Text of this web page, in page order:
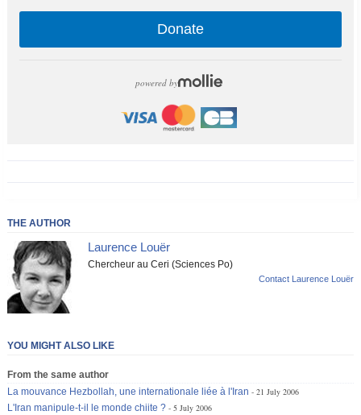
Donate
powered by
THE AUTHOR
Laurence Louër
Chercheur au Ceri (Sciences Po)
Contact Laurence Louër
YOU MIGHT ALSO LIKE
From the same author
La mouvance Hezbollah, une internationale liée à l'Iran
21 July 2006
L'Iran manipule-t-il le monde chiite ?
5 July 2006